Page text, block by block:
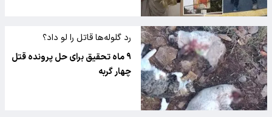
رد گلوله‌ها قاتل را لو داد؟
۹ ماه تحقیق برای حل پرونده قتل
چهار گربه